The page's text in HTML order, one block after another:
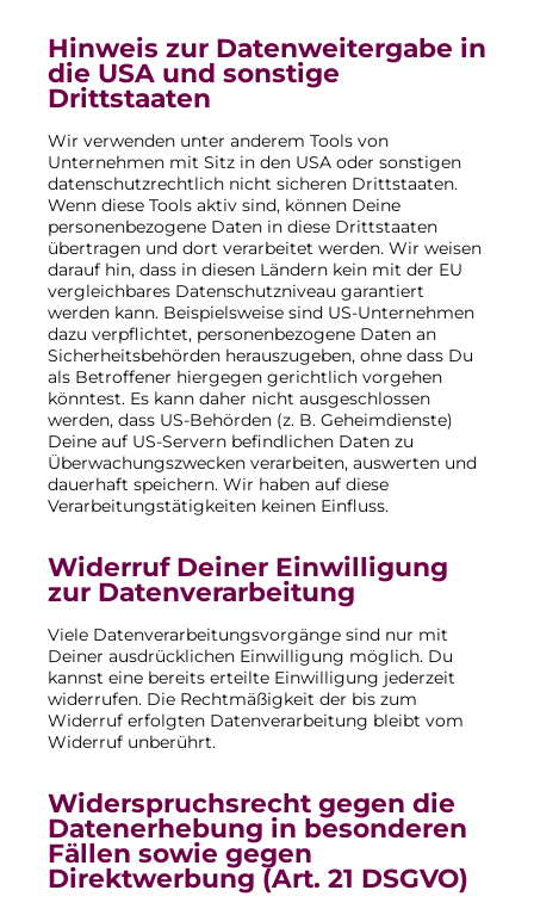
Hinweis zur Datenweitergabe in
die USA und sonstige
Drittstaaten
Wir verwenden unter anderem Tools von
Unternehmen mit Sitz in den USA oder sonstigen
datenschutzrechtlich nicht sicheren Drittstaaten.
Wenn diese Tools aktiv sind, können Deine
personenbezogene Daten in diese Drittstaaten
übertragen und dort verarbeitet werden. Wir weisen
darauf hin, dass in diesen Ländern kein mit der EU
vergleichbares Datenschutzniveau garantiert
werden kann. Beispielsweise sind US-Unternehmen
dazu verpflichtet, personenbezogene Daten an
Sicherheitsbehörden herauszugeben, ohne dass Du
als Betroffener hiergegen gerichtlich vorgehen
könntest. Es kann daher nicht ausgeschlossen
werden, dass US-Behörden (z. B. Geheimdienste)
Deine auf US-Servern befindlichen Daten zu
Überwachungszwecken verarbeiten, auswerten und
dauerhaft speichern. Wir haben auf diese
Verarbeitungstätigkeiten keinen Einfluss.
Widerruf Deiner Einwilligung
zur Datenverarbeitung
Viele Datenverarbeitungsvorgänge sind nur mit
Deiner ausdrücklichen Einwilligung möglich. Du
kannst eine bereits erteilte Einwilligung jederzeit
widerrufen. Die Rechtmäßigkeit der bis zum
Widerruf erfolgten Datenverarbeitung bleibt vom
Widerruf unberührt.
Widerspruchsrecht gegen die
Datenerhebung in besonderen
Fällen sowie gegen
Direktwerbung (Art. 21 DSGVO)